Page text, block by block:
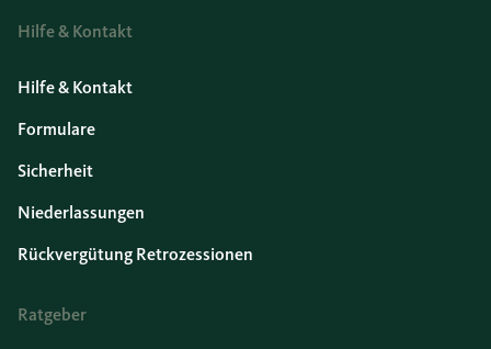
Hilfe & Kontakt
Hilfe & Kontakt
Formulare
Sicherheit
Niederlassungen
Rückvergütung Retrozessionen
Ratgeber